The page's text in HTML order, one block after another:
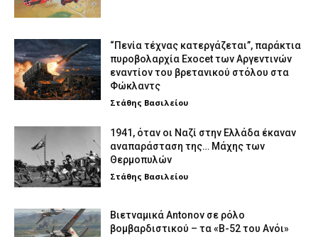
“Πενία τέχνας κατεργάζεται”, παράκτια
πυροβολαρχία Exocet των Αργεντινών
εναντίον του βρετανικού στόλου στα
Φώκλαντς
Στάθης Βασιλείου
1941, όταν οι Ναζί στην Ελλάδα έκαναν
αναπαράσταση της… Μάχης των
Θερμοπυλών
Στάθης Βασιλείου
Βιετναμικά Antonov σε ρόλο
βομβαρδιστικού – τα «Β-52 του Ανόι»